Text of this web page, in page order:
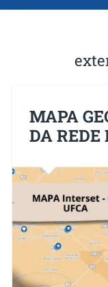
MAPA
DA REDE